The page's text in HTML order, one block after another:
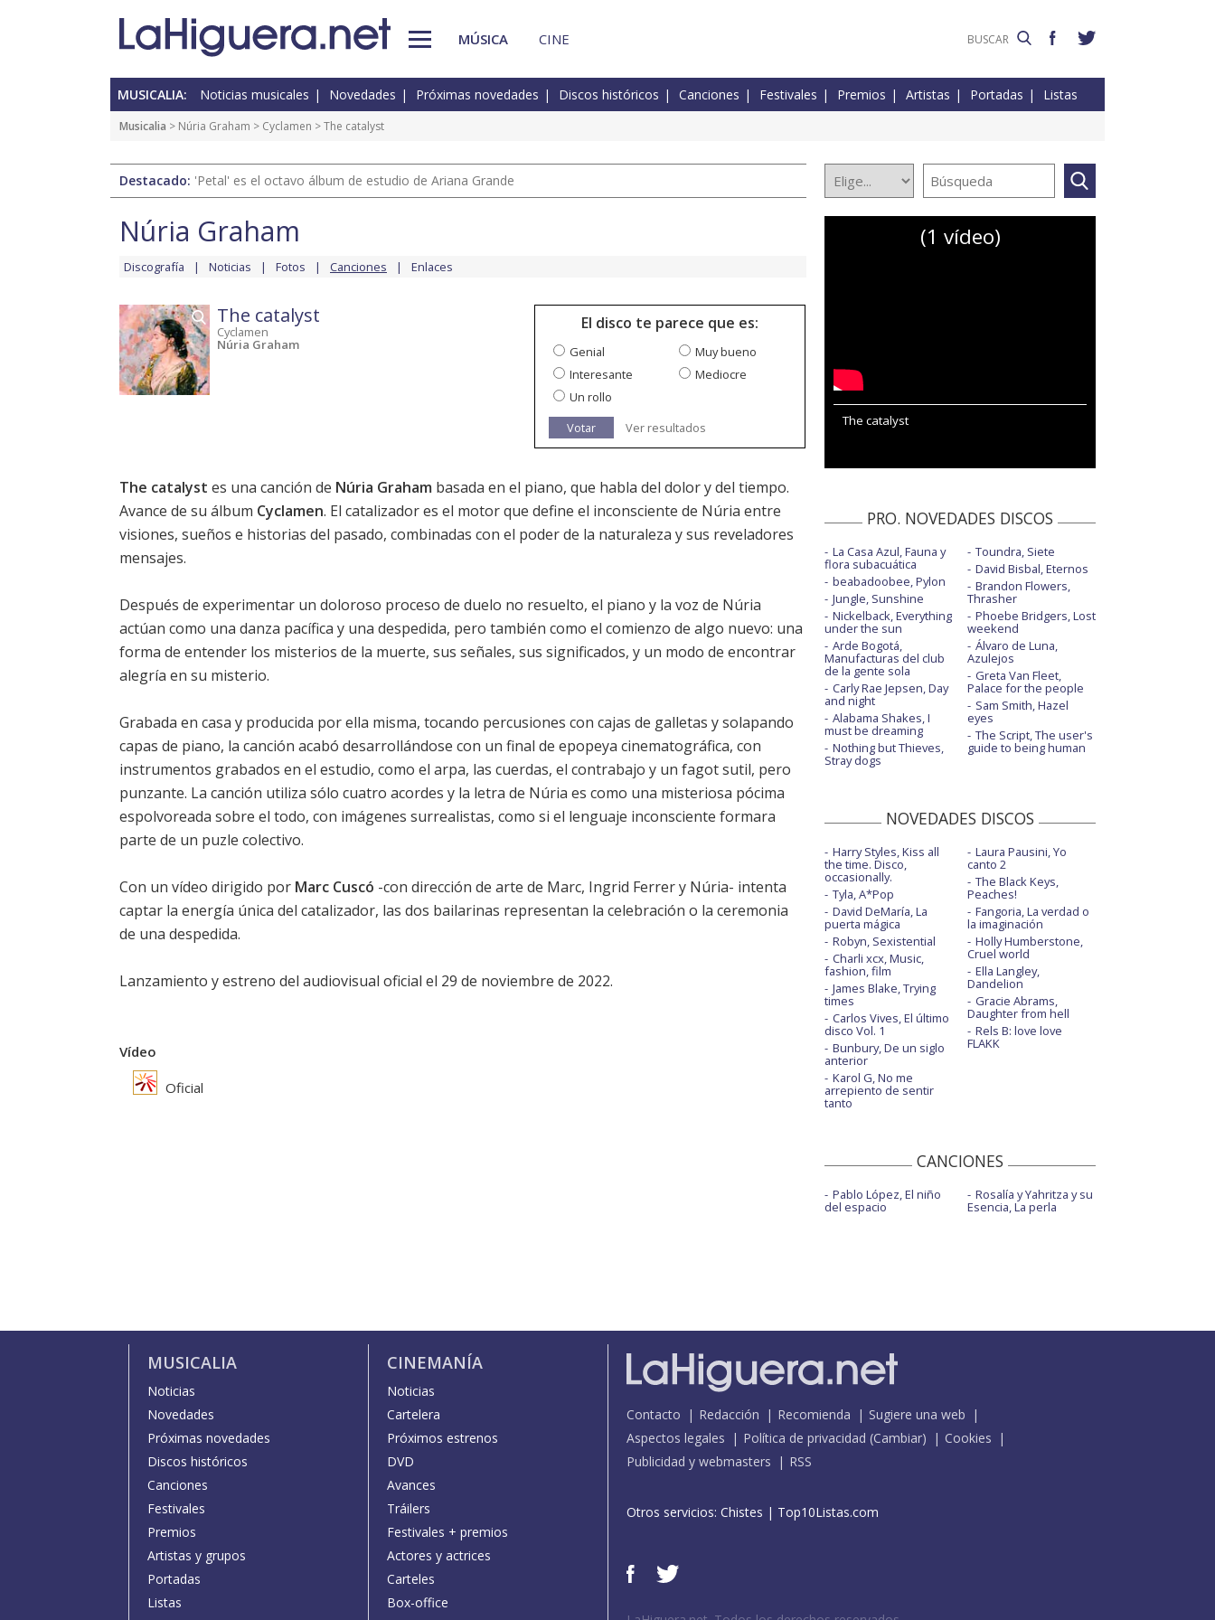
MÚSICA CINE
MUSICALIA: Noticias musicales Novedades Próximas novedades Discos históricos Canciones Festivales Premios Artistas Portadas Listas
Musicalia > Núria Graham > Cyclamen > The catalyst
Destacado: 'Petal' es el octavo álbum de estudio de Ariana Grande
Núria Graham
Discografía Noticias Fotos Canciones Enlaces
The catalyst
Cyclamen
Núria Graham
El disco te parece que es:
Genial
Muy bueno
Interesante
Mediocre
Un rollo
Votar
Ver resultados
The catalyst es una canción de Núria Graham basada en el piano, que habla del dolor y del tiempo.
Avance de su álbum Cyclamen. El catalizador es el motor que define el inconsciente de Núria entre
visiones, sueños e historias del pasado, combinadas con el poder de la naturaleza y sus reveladores
mensajes.
Después de experimentar un doloroso proceso de duelo no resuelto, el piano y la voz de Núria
actúan como una danza pacífica y una despedida, pero también como el comienzo de algo nuevo: una
forma de entender los misterios de la muerte, sus señales, sus significados, y un modo de encontrar
alegría en su misterio.
Grabada en casa y producida por ella misma, tocando percusiones con cajas de galletas y solapando
capas de piano, la canción acabó desarrollándose con un final de epopeya cinematográfica, con
instrumentos grabados en el estudio, como el arpa, las cuerdas, el contrabajo y un fagot sutil, pero
punzante. La canción utiliza sólo cuatro acordes y la letra de Núria es como una misteriosa pócima
espolvoreada sobre el todo, con imágenes surrealistas, como si el lenguaje inconsciente formara
parte de un puzle colectivo.
Con un vídeo dirigido por Marc Cuscó -con dirección de arte de Marc, Ingrid Ferrer y Núria- intenta
captar la energía única del catalizador, las dos bailarinas representan la celebración o la ceremonia
de una despedida.
Lanzamiento y estreno del audiovisual oficial el 29 de noviembre de 2022.
Vídeo
Oficial
(1 vídeo)
The catalyst
PRO. NOVEDADES DISCOS
La Casa Azul, Fauna y
flora subacuática
beabadoobee, Pylon
Jungle, Sunshine
Nickelback, Everything
under the sun
Arde Bogotá,
Manufacturas del club
de la gente sola
Carly Rae Jepsen, Day
and night
Alabama Shakes, I
must be dreaming
Nothing but Thieves,
Stray dogs
Toundra, Siete
David Bisbal, Eternos
Brandon Flowers,
Thrasher
Phoebe Bridgers, Lost
weekend
Álvaro de Luna,
Azulejos
Greta Van Fleet,
Palace for the people
Sam Smith, Hazel
eyes
The Script, The user's
guide to being human
NOVEDADES DISCOS
Harry Styles, Kiss all
the time. Disco,
occasionally.
Tyla, A*Pop
David DeMaría, La
puerta mágica
Robyn, Sexistential
Charli xcx, Music,
fashion, film
James Blake, Trying
times
Carlos Vives, El último
disco Vol. 1
Bunbury, De un siglo
anterior
Karol G, No me
arrepiento de sentir
tanto
Laura Pausini, Yo
canto 2
The Black Keys,
Peaches!
Fangoria, La verdad o
la imaginación
Holly Humberstone,
Cruel world
Ella Langley,
Dandelion
Gracie Abrams,
Daughter from hell
Rels B: love love
FLAKK
CANCIONES
Pablo López, El niño
del espacio
Rosalía y Yahritza y su
Esencia, La perla
MUSICALIA
Noticias
Novedades
Próximas novedades
Discos históricos
Canciones
Festivales
Premios
Artistas y grupos
Portadas
Listas
CINEMANÍA
Noticias
Cartelera
Próximos estrenos
DVD
Avances
Tráilers
Festivales + premios
Actores y actrices
Carteles
Box-office
Contacto Redacción Recomienda
Sugiere una web
Aspectos legales
Política de privacidad (Cambiar)
Cookies
Publicidad y webmasters
RSS
Otros servicios: Chistes | Top10Listas.com